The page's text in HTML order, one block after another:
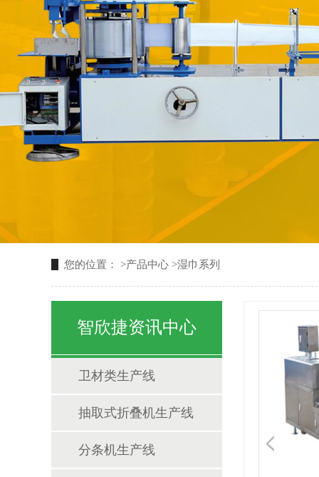
您的位置： >产品中心 >湿巾系列
智欣捷资讯中心
卫材类生产线
抽取式折叠机生产线
分条机生产线